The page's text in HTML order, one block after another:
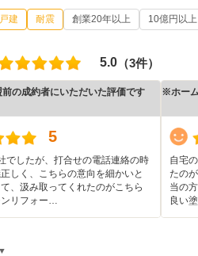
戸建 耐震 創業20年以上 10億円以上
5.0 （3件）
の成約者にいただいた評価です
5
でしたが、打合せの電話連絡の時
しく、こちらの意向を細かいと
、汲み取ってくれたのがこちら
リフォー…
※ホー
自宅
たの
当の
良い
▼